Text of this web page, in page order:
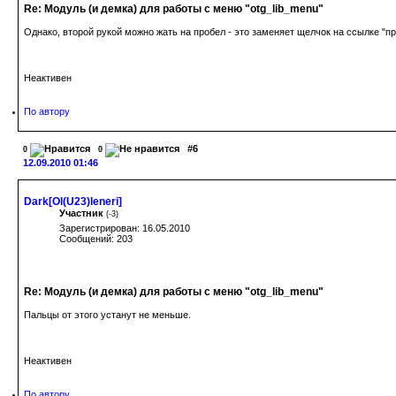
Re: Модуль (и демка) для работы с меню "otg_lib_menu"
Однако, второй рукой можно жать на пробел - это заменяет щелчок на ссылке
Неактивен
По автору
0 0
#6
12.09.2010 01:46
Dark[Ol(U23)leneri]
Участник (-3)
Зарегистрирован: 16.05.2010
Сообщений: 203
Re: Модуль (и демка) для работы с меню "otg_lib_menu"
Пальцы от этого устанут не меньше.
Неактивен